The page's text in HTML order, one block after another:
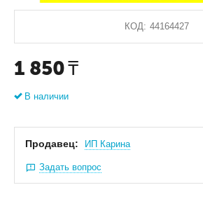
КОД: 44164427
1 850 ₸
В наличии
Продавец: ИП Карина
Задать вопрос